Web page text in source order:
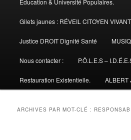
Gilets jaunes : RÉVEIL CITOYEN
Justice DROIT Dignité Santé
Nous contacter : P.Ô.L.E.S –
Restauration Existentielle. ALBERT
ARCHIVES PAR MOT-CLÉ :